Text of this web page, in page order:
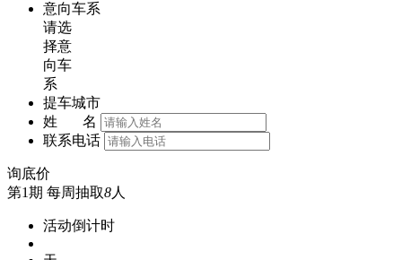
意向车系
请选
择意
向车
系
提车城市
姓 名
联系电话
询底价
第1期 每周抽取8人
活动倒计时